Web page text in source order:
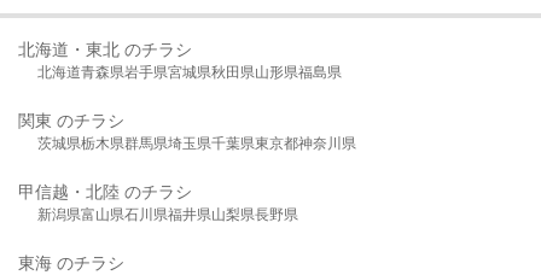
北海道・東北 のチラシ
北海道青森県岩手県宮城県秋田県山形県福島県
関東 のチラシ
茨城県栃木県群馬県埼玉県千葉県東京都神奈川県
甲信越・北陸 のチラシ
新潟県富山県石川県福井県山梨県長野県
東海 のチラシ